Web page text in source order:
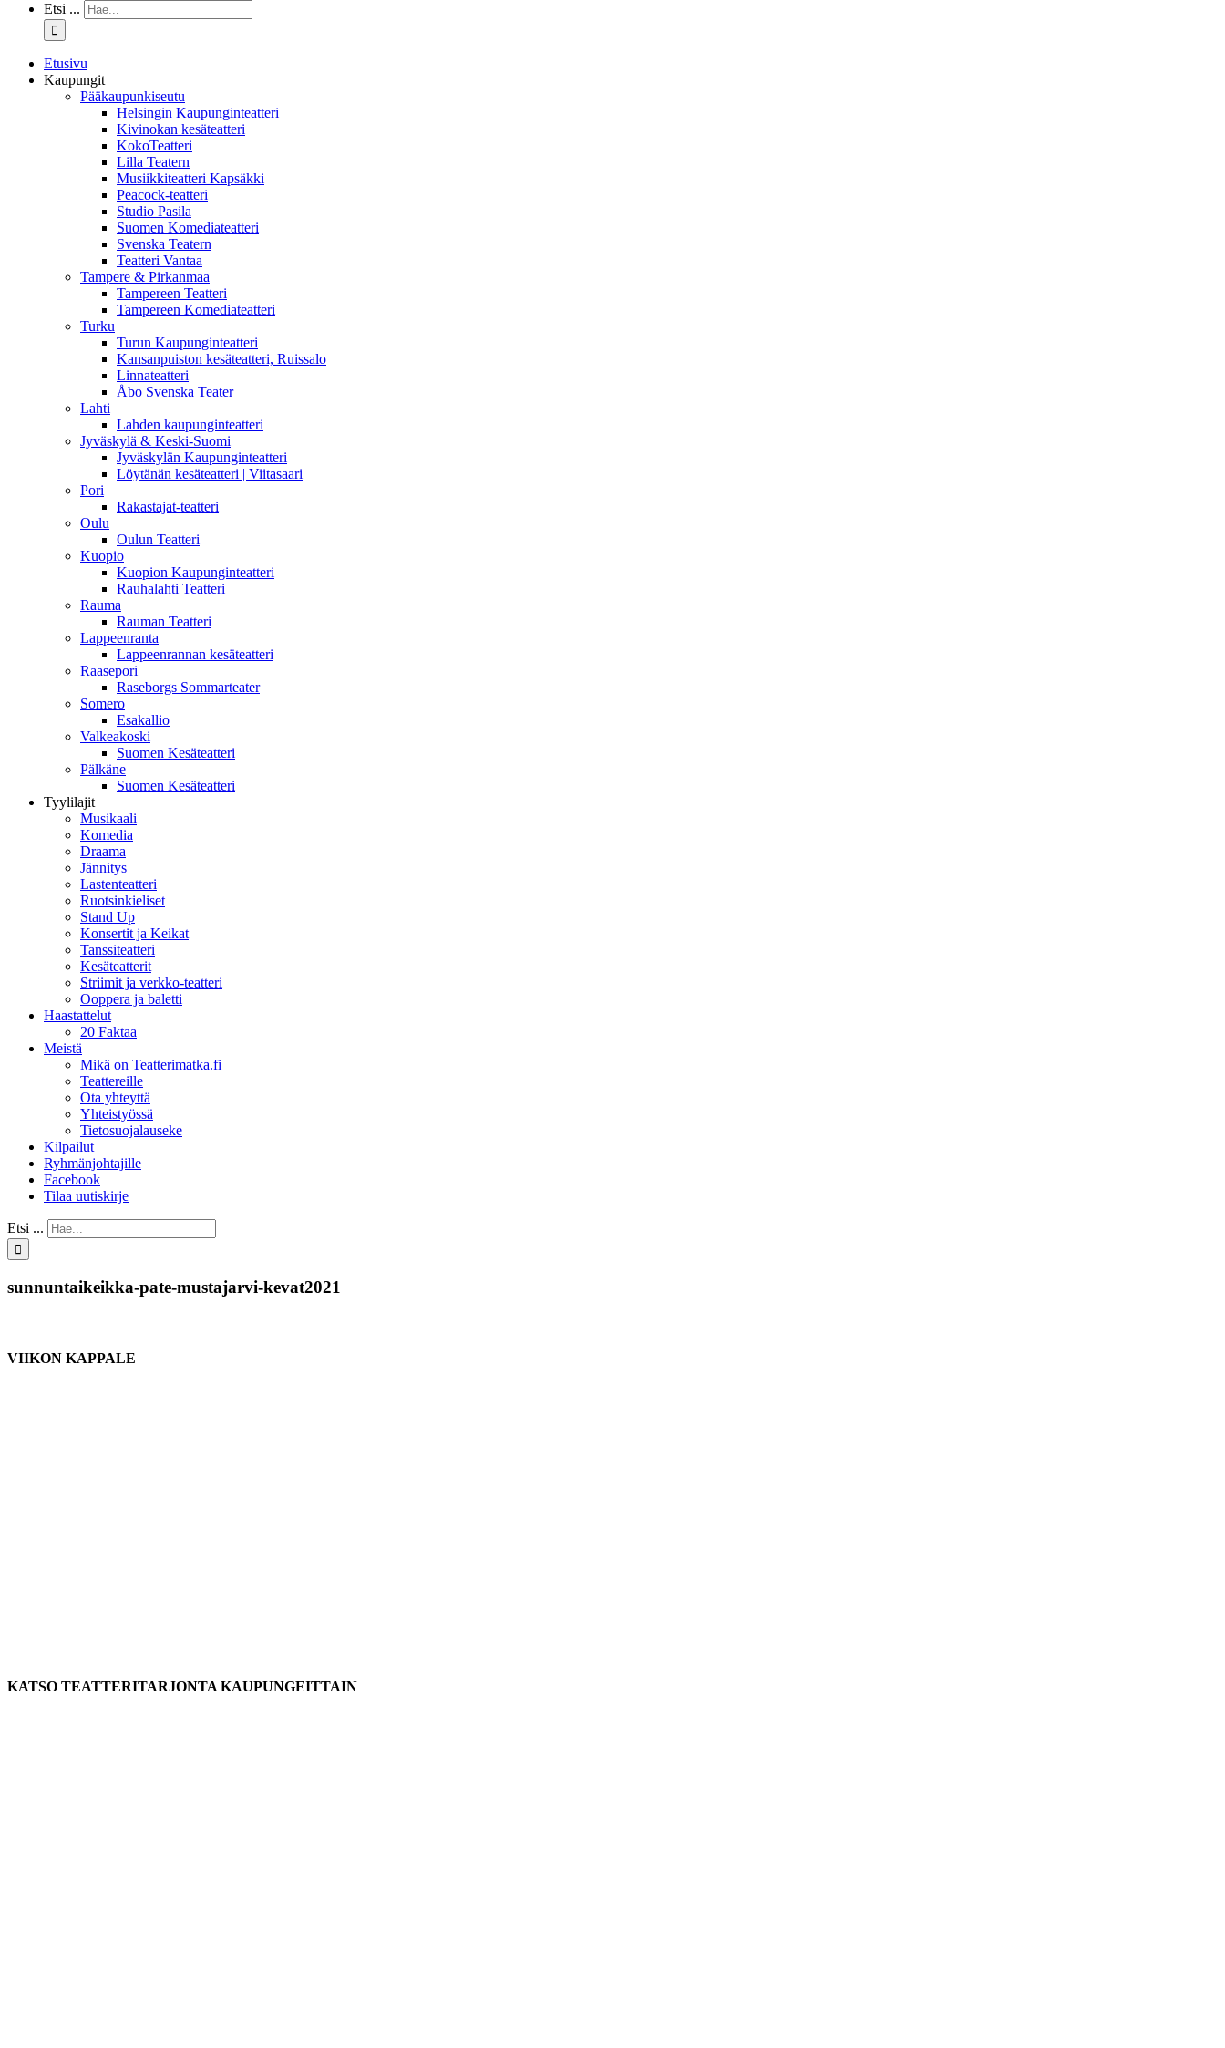
Etsi ...
Etusivu
Kaupungit
Pääkaupunkiseutu
Helsingin Kaupunginteatteri
Kivinokan kesäteatteri
KokoTeatteri
Lilla Teatern
Musiikkiteatteri Kapsäkki
Peacock-teatteri
Studio Pasila
Suomen Komediateatteri
Svenska Teatern
Teatteri Vantaa
Tampere & Pirkanmaa
Tampereen Teatteri
Tampereen Komediateatteri
Turku
Turun Kaupunginteatteri
Kansanpuiston kesäteatteri, Ruissalo
Linnateatteri
Åbo Svenska Teater
Lahti
Lahden kaupunginteatteri
Jyväskylä & Keski-Suomi
Jyväskylän Kaupunginteatteri
Löytänän kesäteatteri | Viitasaari
Pori
Rakastajat-teatteri
Oulu
Oulun Teatteri
Kuopio
Kuopion Kaupunginteatteri
Rauhalahti Teatteri
Rauma
Rauman Teatteri
Lappeenranta
Lappeenrannan kesäteatteri
Raasepori
Raseborgs Sommarteater
Somero
Esakallio
Valkeakoski
Suomen Kesäteatteri
Pälkäne
Suomen Kesäteatteri
Tyylilajit
Musikaali
Komedia
Draama
Jännitys
Lastenteatteri
Ruotsinkieliset
Stand Up
Konsertit ja Keikat
Tanssiteatteri
Kesäteatterit
Striimit ja verkko-teatteri
Ooppera ja baletti
Haastattelut
20 Faktaa
Meistä
Mikä on Teatterimatka.fi
Teattereille
Ota yhteyttä
Yhteistyössä
Tietosuojalauseke
Kilpailut
Ryhmänjohtajille
Facebook
Tilaa uutiskirje
Etsi ...
sunnuntaikeikka-pate-mustajarvi-kevat2021
VIIKON KAPPALE
KATSO TEATTERITARJONTA KAUPUNGEITTAIN